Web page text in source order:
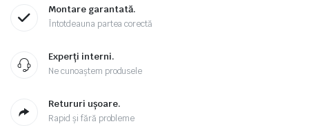
Montare garantată.
Întotdeauna partea corectă
Experți interni.
Ne cunoaștem produsele
Retururi ușoare.
Rapid și fără probleme